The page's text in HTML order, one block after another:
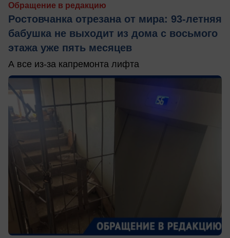
Обращение в редакцию
Ростовчанка отрезана от мира: 93-летняя
бабушка не выходит из дома с восьмого
этажа уже пять месяцев
А все из-за капремонта лифта